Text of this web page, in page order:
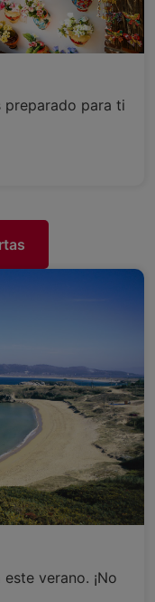
preparado para ti
verano. ¡No